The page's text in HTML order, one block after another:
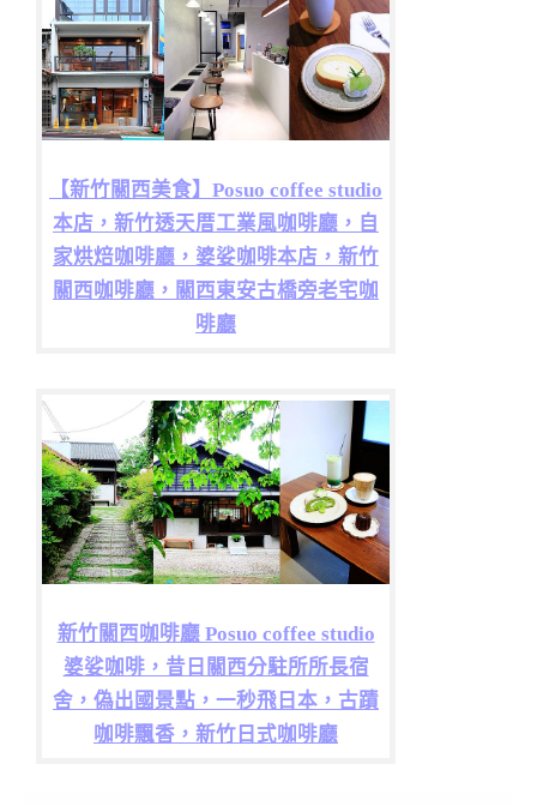
【新竹關西美食】Posuo coffee studio
本店，新竹透天厝工業風咖啡廳，自
家烘焙咖啡廳，婆娑咖啡本店，新竹
關西咖啡廳，關西東安古橋旁老宅咖
啡廳
新竹關西咖啡廳 Posuo coffee studio
婆娑咖啡，昔日關西分駐所所長宿
舍，偽出國景點，一秒飛日本，古蹟
咖啡飄香，新竹日式咖啡廳